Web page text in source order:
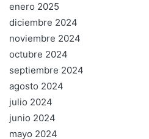
enero 2025
diciembre 2024
noviembre 2024
octubre 2024
septiembre 2024
agosto 2024
julio 2024
junio 2024
mayo 2024